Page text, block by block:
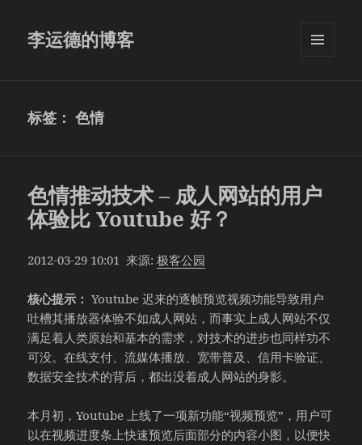
李运德的博客
标签：色情
色情推动技术 – 成人网站的用户
体验比 Youtube 好？
2012-03-29 10:01 来源:极客公园
核心提示： Youtube 迟来的逐帧预览视频功能导致用户
吐槽其播放器体验不如成人网站，而事实上成人网站不仅
满足着人类原始和基本的需求，对技术的进步也同样功不
可没。在线支付、流媒体播放、宽带普及、信用卡验证、
数据安全技术的背后，都出没着成人网站的身影。
本月初，Youtube 上线了一项新功能“视频预览”，用户可
以在视频进度条上快速预览后面部分的内容小图，以便快